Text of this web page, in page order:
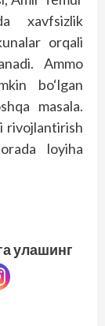
xavfsizlik
orqali
Ammo
bo‘lgan
masala.
rivojlantirish
loyiha
улашинг